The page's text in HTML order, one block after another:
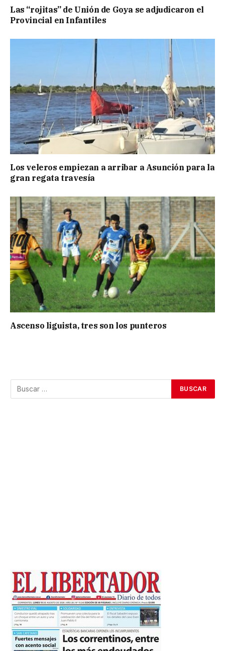
Las “rojitas” de Unión de Goya se adjudicaron el
Provincial en Infantiles
Los veleros empiezan a arribar a Asunción para la
gran regata travesía
Ascenso liguista, tres son los punteros